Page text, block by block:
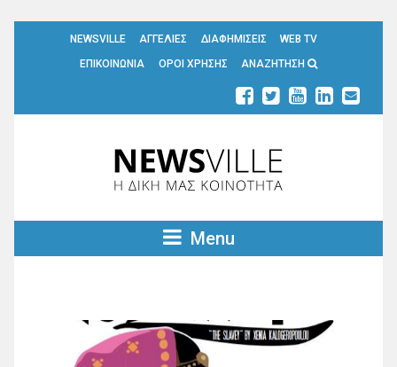
NEWSVILLE ΑΓΓΕΛΙΕΣ ΔΙΑΦΗΜΙΣΕΙΣ
WEB TV
ΕΠΙΚΟΙΝΩΝΙΑ
ΟΡΟΙ ΧΡΗΣΗΣ ΑΝΑΖΗΤΗΣΗ
Menu